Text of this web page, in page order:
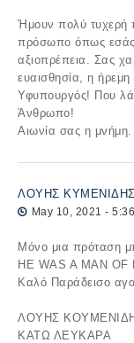
Ήμουν πολύ τυχερή
πρόσωπο όπως εσάς
αξιοπρέπεια. Σας
ευαισθησία, η
Υφυπουργός! Που
Άνθρωπο!
Αιωνία σας η
ΛΟΥΗΣ ΚΥΜΕΝΙΔΗΣ
May 10, 2021 -
Μόνο μια πρόταση
HE WAS A MAN OF
Καλό Παράδεισο
ΛΟΥΗΣ
ΚΑΤΩ ΛΕΥΚΑΡΑ